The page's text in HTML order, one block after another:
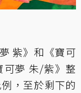
紫》和《寶可
可夢 朱/紫》整
，至於剩下的